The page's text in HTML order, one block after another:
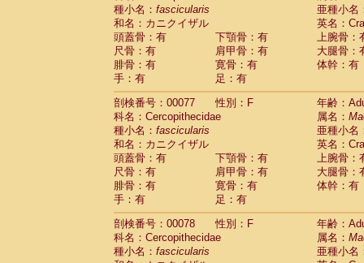
種小名： fascicularis
亜種小名
和名：カニクイザル
英名：
頭蓋骨：有
下顎骨：有
上腕骨：
尺骨：有
肩甲骨：有
大腿骨：
腓骨：有
寛骨：有
体幹：有
手：有
足：有
剖検番号：00077
性別：F
年齢：
科名：Cercopithecidae
属名：
種小名： fascicularis
亜種小名
和名：カニクイザル
英名：
頭蓋骨：有
下顎骨：有
上腕骨：
尺骨：有
肩甲骨：有
大腿骨：
腓骨：有
寛骨：有
体幹：有
手：有
足：有
剖検番号：00078
性別：F
年齢：
科名：Cercopithecidae
属名：
種小名： fascicularis
亜種小名